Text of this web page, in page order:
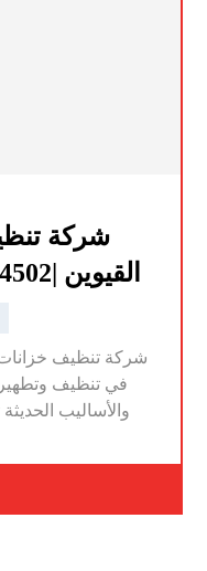
شركة
القيوين |0545704502| عزل وتعقيم
شركة تنظيف
في تنظيف
والأساليب